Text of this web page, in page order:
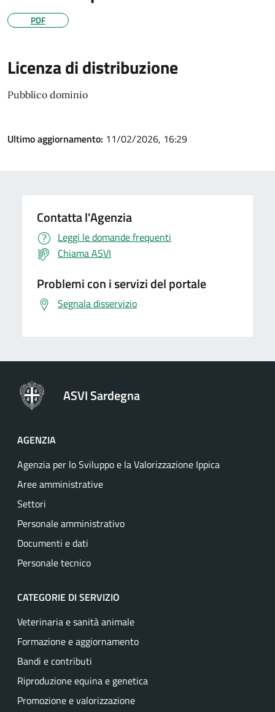
PDF
Licenza di distribuzione
Pubblico dominio
Ultimo aggiornamento: 11/02/2026, 16:29
Contatta l'Agenzia
Leggi le domande frequenti
Chiama ASVI
Problemi con i servizi del portale
Segnala disservizio
ASVI Sardegna
AGENZIA
Agenzia per lo Sviluppo e la Valorizzazione Ippica
Aree amministrative
Settori
Personale amministrativo
Documenti e dati
Personale tecnico
CATEGORIE DI SERVIZIO
Veterinaria e sanità animale
Formazione e aggiornamento
Bandi e contributi
Riproduzione equina e genetica
Promozione e valorizzazione